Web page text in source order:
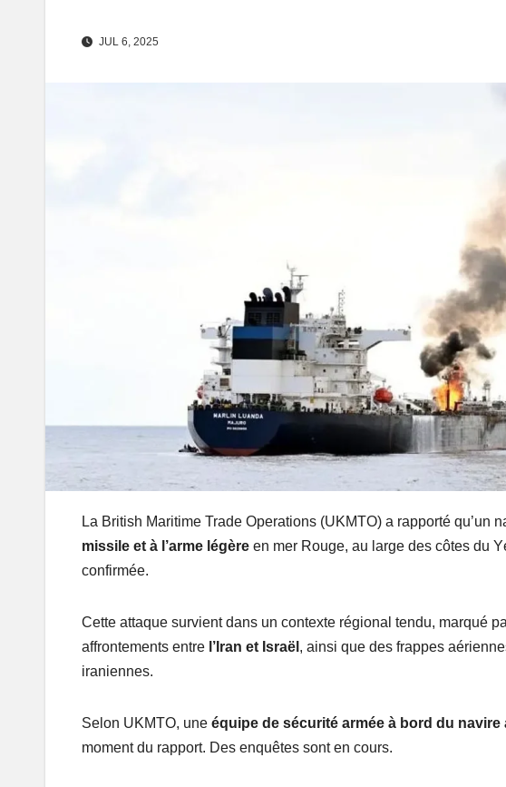
JUL 6, 2025
La British Maritime Trade Operations (UKMTO) a rapporté qu’un
missile et à l’arme légère en mer Rouge, au large des côtes du
confirmée.
Cette attaque survient dans un contexte régional tendu, marqué
affrontements entre l’Iran et Israël , ainsi que des frappes
iraniennes.
Selon UKMTO, une équipe de sécurité armée à bord du navire
moment du rapport. Des enquêtes sont en cours.